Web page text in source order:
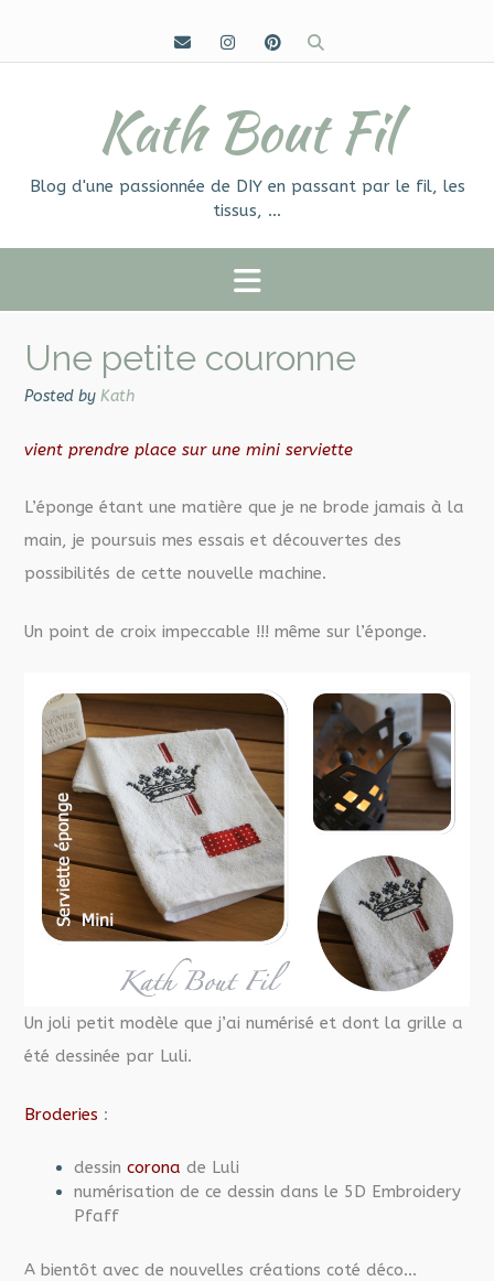
content
Kath Bout Fil
Blog d'une passionnée de DIY en passant par le fil, les
tissus, …
Une petite couronne
Posted by Kath
vient prendre place sur une mini serviette
L’éponge étant une matière que je ne brode jamais à la
main, je poursuis mes essais et découvertes des
possibilités de cette nouvelle machine.
Un point de croix impeccable !!! même sur l’éponge.
Un joli petit modèle que j’ai numérisé et dont la grille a
été dessinée par Luli.
Broderies :
dessin corona de Luli
numérisation de ce dessin dans le 5D Embroidery
Pfaff
A bientôt avec de nouvelles créations coté déco…